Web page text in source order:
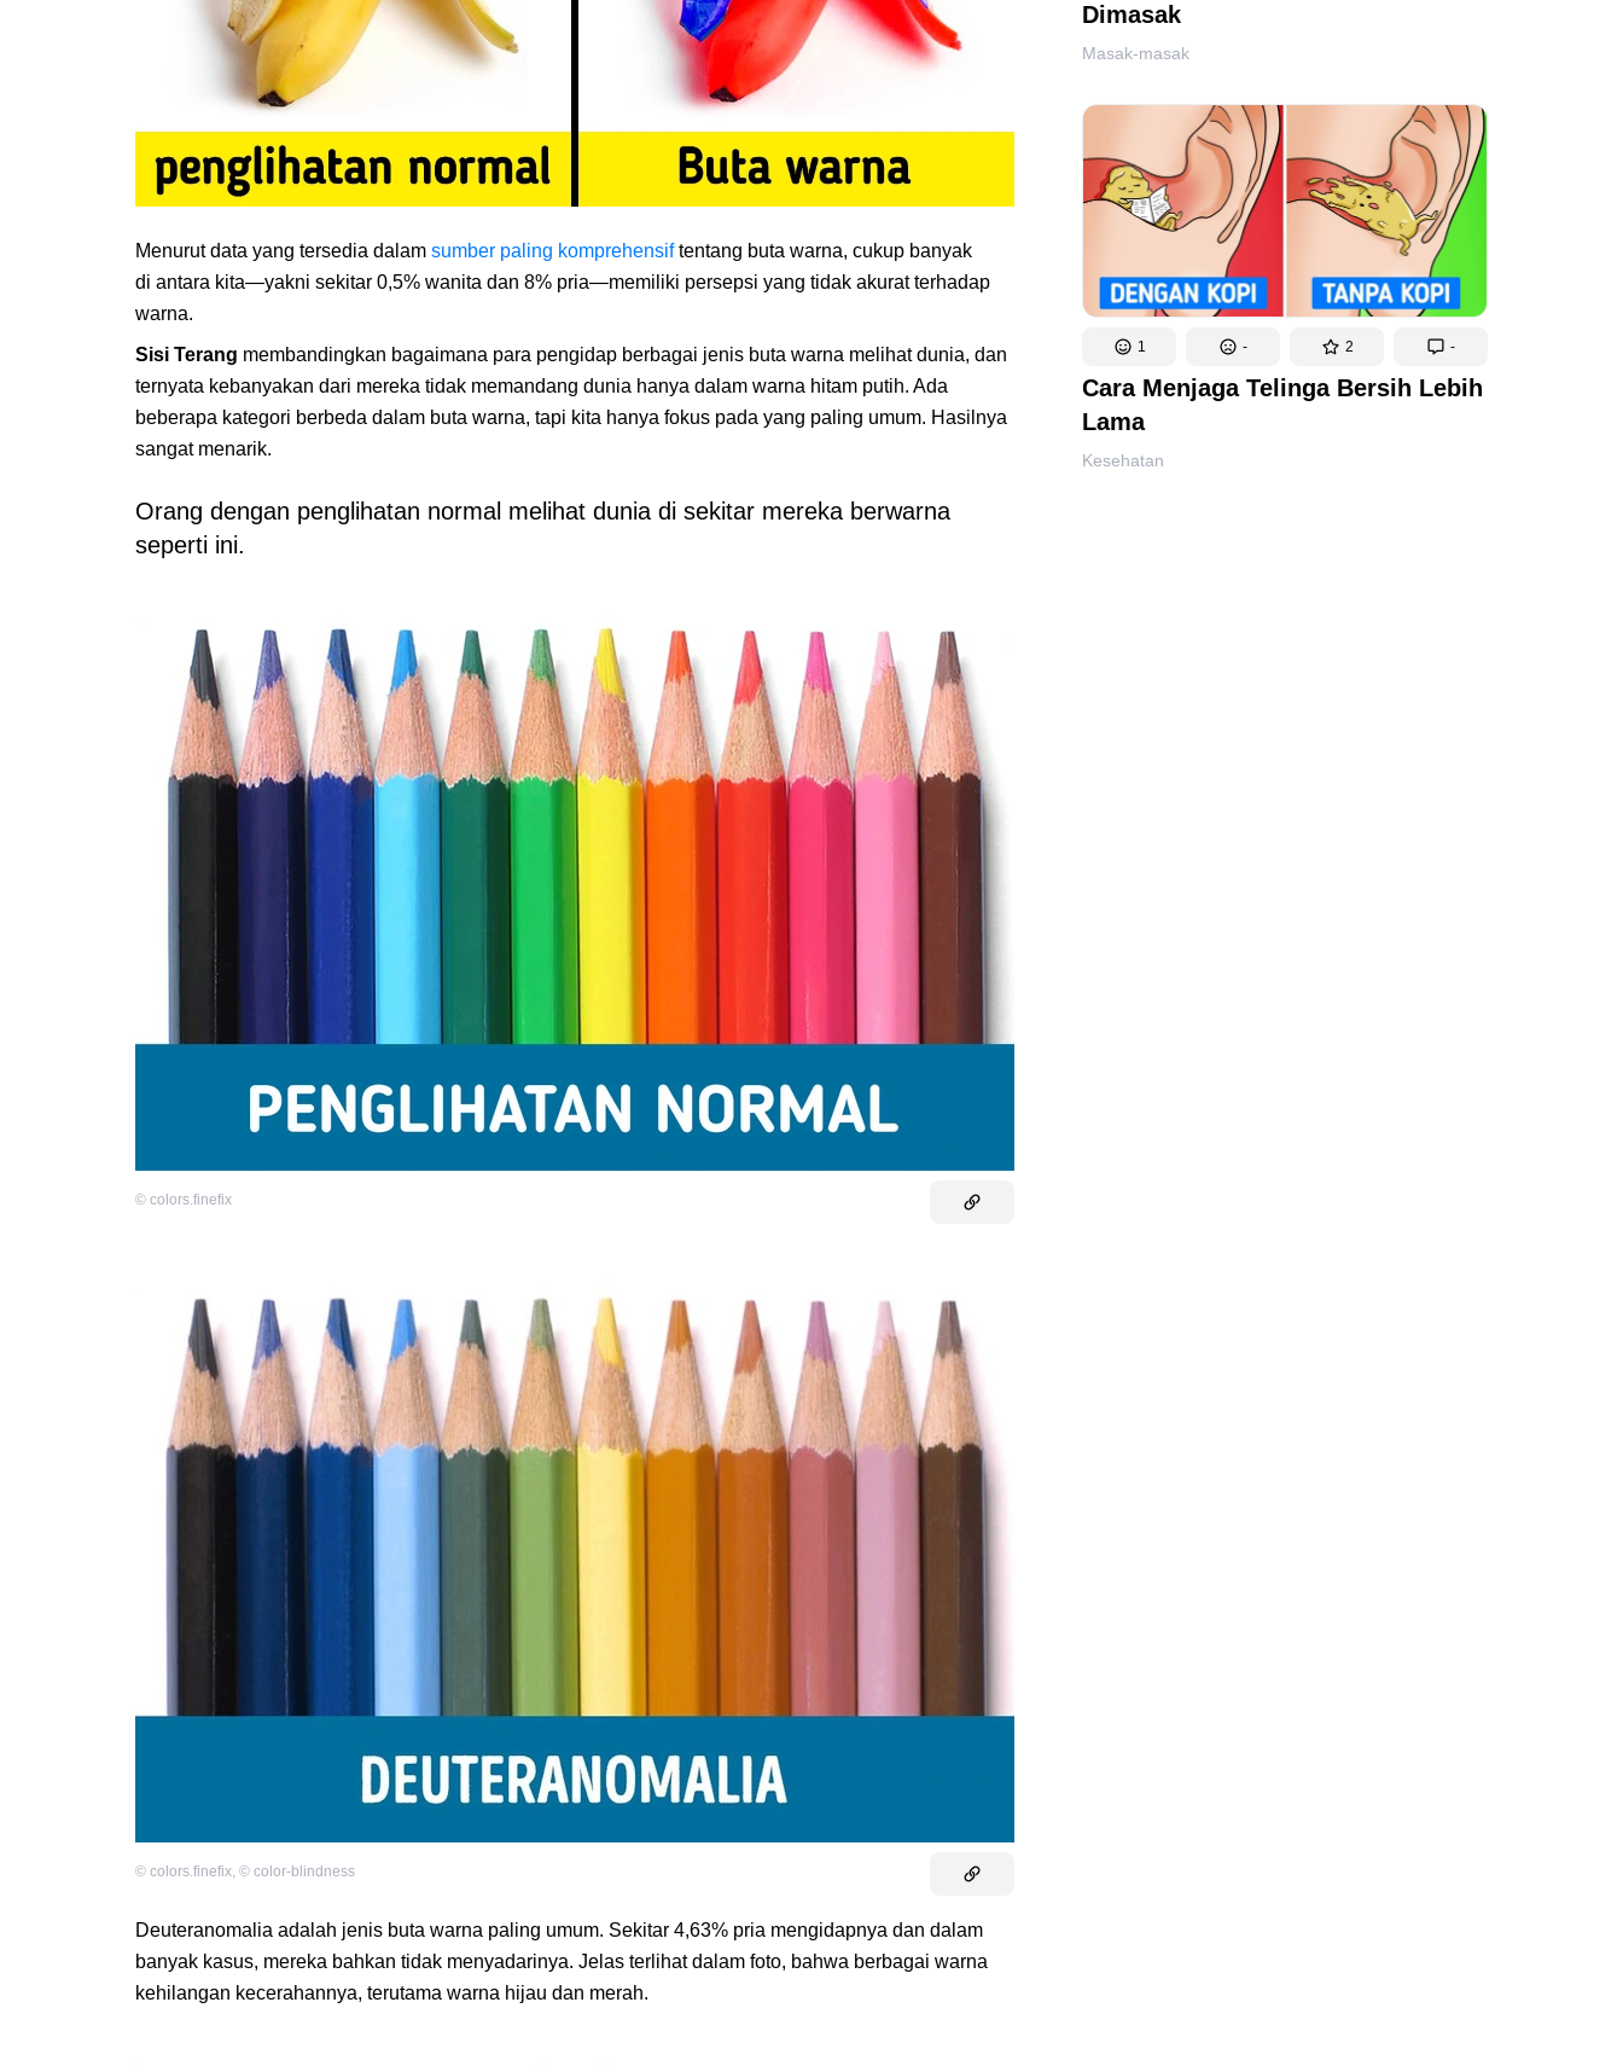
Dimasak
Masak-masak
1 - 2 -
Cara Menjaga Telinga Bersih Lebih
Lama
Kesehatan
Menurut data yang tersedia dalam sumber paling komprehensiftentang buta warna, cukup banyak
di antara kita—yakni sekitar 0,5% wanita dan 8% pria—memiliki persepsi yang tidak akurat terhadap
warna.
Sisi Terang membandingkan bagaimana para pengidap berbagai jenis buta warna melihat dunia, dan
ternyata kebanyakan dari mereka tidak memandang dunia hanya dalam warna hitam putih. Ada
beberapa kategori berbeda dalam buta warna, tapi kita hanya fokus pada yang paling umum. Hasilnya
sangat menarik.
Orang dengan penglihatan normal melihat dunia di sekitar mereka berwarna
seperti ini.
© colors.finefix
© colors.finefix, © color-blindness
Deuteranomalia adalah jenis buta warna paling umum. Sekitar 4,63% pria mengidapnya dan dalam
banyak kasus, mereka bahkan tidak menyadarinya. Jelas terlihat dalam foto, bahwa berbagai warna
kehilangan kecerahannya, terutama warna hijau dan merah.